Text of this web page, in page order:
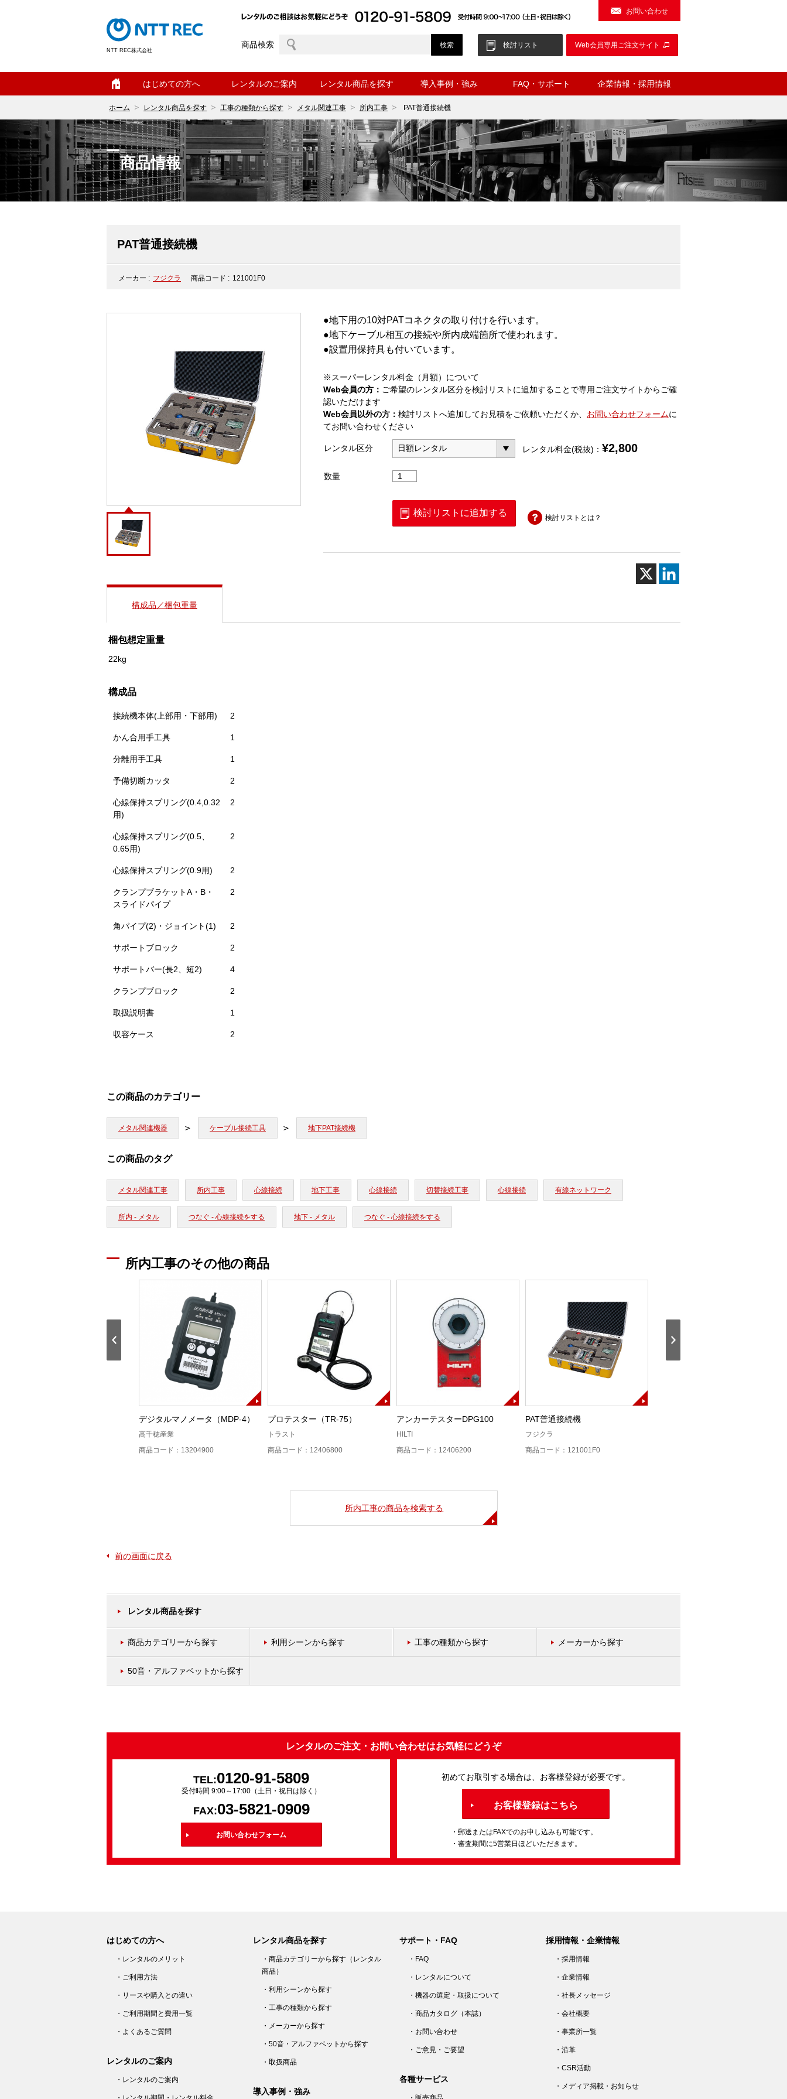
NTT REC株式会社
お問い合わせ
商品検索 検討リスト Web会員専用ご注文サイト
はじめての方へ レンタルのご案内 レンタル商品を探す 導入事例・強み FAQ・サポート 企業情報・採用情報
ホーム レンタル商品を探す 工事の種類から探す メタル関連工事 所内工事 PAT普通接続機
商品情報
PAT普通接続機
メーカー : フジクラ 商品コード : 121001F0
●地下用の10対PATコネクタの取り付けを行います。
●地下ケーブル相互の接続や所内成端箇所で使われます。
●設置用保持具も付いています。
※スーパーレンタル料金（月額）について
Web会員の方： ご希望のレンタル区分を検討リストに追加することで専用ご注文サイトからご確
認いただけます
Web会員以外の方： 検討リストへ追加してお見積をご依頼いただくか、 お問い合わせフォームに
てお問い合わせください
レンタル区分 レンタル料金(税抜)： ¥2,800
数量
PAT
通
続
検討リストに追加する 検討リストとは？
構成品／梱包重量
梱包想定重量
22kg
構成品
接続機本体(上部用・下部用) 2
かん合用手工具 1
分離用手工具 1
予備切断カッタ 2
心線保持スプリング(0.4,0.32
用)
2
心線保持スプリング(0.5、
0.65用)
2
心線保持スプリング(0.9用) 2
クランプブラケットA・B・
スライドパイプ
2
角パイプ(2)・ジョイント(1) 2
サポートブロック 2
サポートバー(長2、短2) 4
クランプブロック 2
取扱説明書 1
収容ケース 2
この商品のカテゴリー
メタル関連機器 ケーブル接続工具 地下PAT接続機
この商品のタグ
メタル関連工事 所内工事 心線接続 地下工事 心線接続 切替接続工事 心線接続 有線ネットワーク
所内 - メタル つなぐ - 心線接続をする 地下 - メタル つなぐ - 心線接続をする
所内工事のその他の商品
デジタルマノメータ（MDP-4）
高千穂産業
商品コード：13204900
プロテスター（TR-75）
トラスト
商品コード：12406800
アンカーテスターDPG100
HILTI
商品コード：12406200
PAT普通接続機
フジクラ
商品コード：121001F0
所内工事の商品を検索する
前の画面に戻る
レンタル商品を探す
商品カテゴリーから探す 利用シーンから探す 工事の種類から探す メーカーから探す
50音・アルファベットから探す
レンタルのご注文・お問い合わせはお気軽にどうぞ
TEL:0120-91-5809
受付時間 9:00～17:00（土日・祝日は除く）
FAX:03-5821-0909
お問い合わせフォーム
初めてお取引する場合は、お客様登録が必要です。
お客様登録はこちら
・郵送またはFAXでのお申し込みも可能です。
・審査期間に5営業日ほどいただきます。
はじめての方へ
・レンタルのメリット
・ご利用方法
・リースや購入との違い
・ご利用期間と費用一覧
・よくあるご質問
レンタルのご案内
・レンタルのご案内
レンタル商品を探す
・商品カテゴリーから探す（レンタル
商品）
・利用シーンから探す
・工事の種類から探す
・メーカーから探す
・50音・アルファベットから探す
・取扱商品
導入事例・強み
サポート・FAQ
・FAQ
・レンタルについて
・機器の選定・取扱について
・商品カタログ（本誌）
・お問い合わせ
・ご意見・ご要望
各種サービス
採用情報・企業情報
・採用情報
・企業情報
・社長メッセージ
・会社概要
・事業所一覧
・沿革
・CSR活動
・メディア掲載・お知らせ